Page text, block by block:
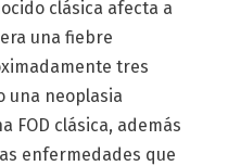
clásica afecta a
una fiebre
tres
una neoplasia
FOD clásica, además
enfermedades que